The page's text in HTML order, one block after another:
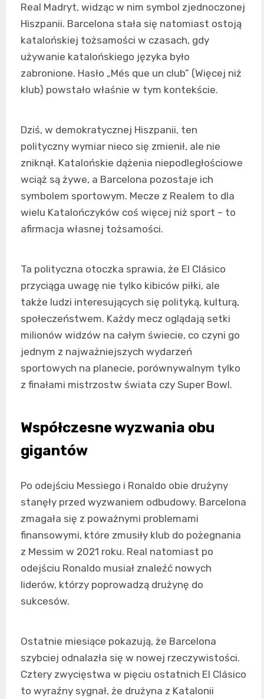
Real Madryt, widząc w nim symbol zjednoczonej
Hiszpanii. Barcelona stała się natomiast ostoją
katalońskiej tożsamości w czasach, gdy
używanie katalońskiego języka było
zabronione. Hasło „Més que un club” (Więcej niż
klub) powstało właśnie w tym kontekście.
Dziś, w demokratycznej Hiszpanii, ten
polityczny wymiar nieco się zmienił, ale nie
zniknął. Katalońskie dążenia niepodległościowe
wciąż są żywe, a Barcelona pozostaje ich
symbolem sportowym. Mecze z Realem to dla
wielu Katalończyków coś więcej niż sport – to
afirmacja własnej tożsamości.
Ta polityczna otoczka sprawia, że El Clásico
przyciąga uwagę nie tylko kibiców piłki, ale
także ludzi interesujących się polityką, kulturą,
społeczeństwem. Każdy mecz oglądają setki
milionów widzów na całym świecie, co czyni go
jednym z najważniejszych wydarzeń
sportowych na planecie, porównywalnym tylko
z finałami mistrzostw świata czy Super Bowl.
Współczesne wyzwania obu
gigantów
Po odejściu Messiego i Ronaldo obie drużyny
stanęły przed wyzwaniem odbudowy. Barcelona
zmagała się z poważnymi problemami
finansowymi, które zmusiły klub do pożegnania
z Messim w 2021 roku. Real natomiast po
odejściu Ronaldo musiał znaleźć nowych
liderów, którzy poprowadzą drużynę do
sukcesów.
Ostatnie miesiące pokazują, że Barcelona
szybciej odnalazła się w nowej rzeczywistości.
Cztery zwycięstwa w pięciu ostatnich El Clásico
to wyraźny sygnał, że drużyna z Katalonii